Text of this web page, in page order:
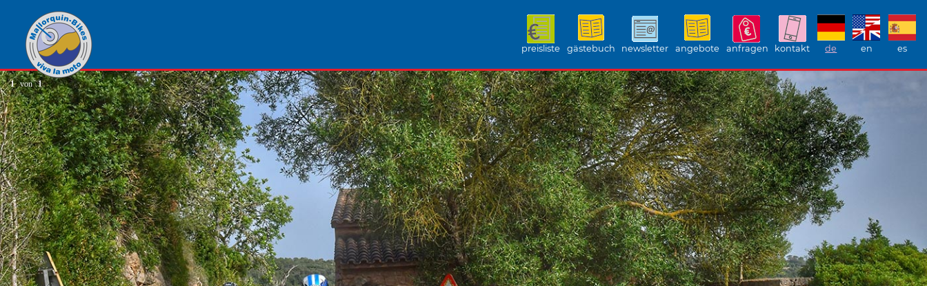
preisliste gästebuch newsletter angebote anfragen kontakt de en es
1 von 1